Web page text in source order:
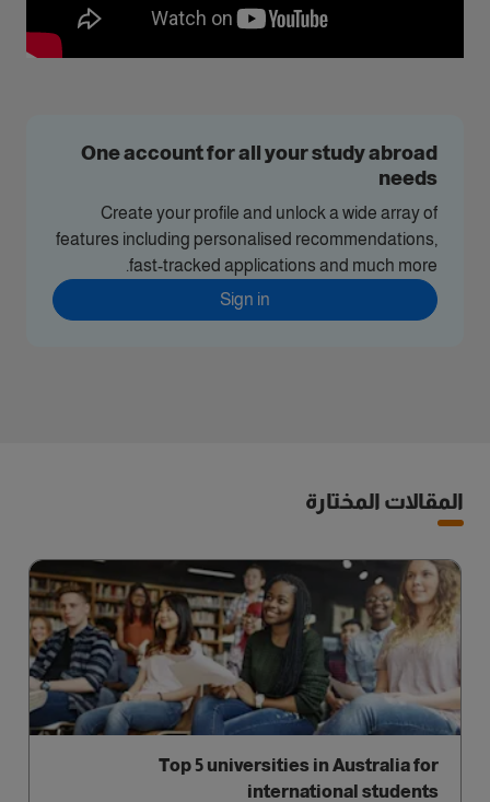
One account for all your study abroad
needs
Create your profile and unlock a wide array of
features including personalised recommendations,
fast-tracked applications and much more.
Sign in
المقالات المختارة
Top 5 universities in Australia for
international students